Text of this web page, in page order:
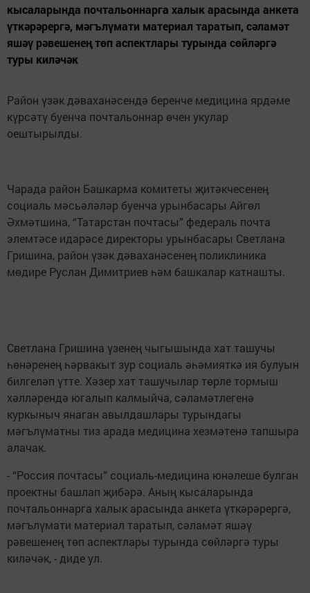
кысаларында почтальоннарга халык арасында анкета
үткәрәрергә, мәгълүмати материал таратып, сәламәт
яшәү рәвешенең төп аспектлары турында сөйләргә
туры киләчәк
Район үзәк дәваханәсендә беренче медицина ярдәме
күрсәтү буенча почтальоннар өчен укулар
оештырылды.
Чарада район Башкарма комитеты җитәкчесенең
социаль мәсьәләләр буенча урынбасары Айгөл
Әхмәтшина, “Татарстан почтасы” федераль почта
элемтәсе идарәсе директоры урынбасары Светлана
Гришина, район үзәк дәваханәсенең поликлиника
мөдире Руслан Димитриев һәм башкалар катнашты.
Светлана Гришина үзенең чыгышында хат ташучы
һөнәренең һәрвакыт зур социаль әһәмияткә ия булуын
билгеләп үтте. Хәзер хат ташучылар төрле тормыш
хәлләрендә югалып калмыйча, сәламәтлегенә
куркыныч янаган авылдашлары турындагы
мәгълүматны тиз арада медицина хезмәтенә тапшыра
алачак.
- “Россия почтасы” социаль-медицина юнәлеше булган
проектны башлап җибәрә. Аның кысаларында
почтальоннарга халык арасында анкета үткәрәрергә,
мәгълүмати материал таратып, сәламәт яшәү
рәвешенең төп аспектлары турында сөйләргә туры
киләчәк, - диде ул.